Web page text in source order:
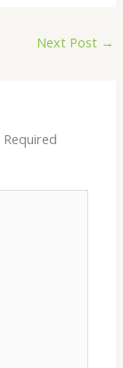
Next Post →
Required